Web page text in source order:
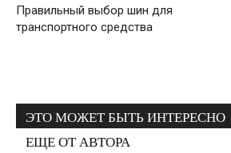
Правильный выбор шин для
транспортного средства
ЭТО МОЖЕТ БЫТЬ ИНТЕРЕСНО
ЕЩЕ ОТ АВТОРА